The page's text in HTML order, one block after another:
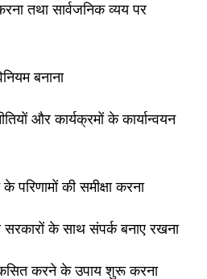
तथा सार्वजनिक व्यय पर
बनाना
और कार्यक्रमों के कार्यान्वयन
परिणामों की समीक्षा करना
के साथ संपर्क बनाए रखना
करने के उपाय शुरू करना